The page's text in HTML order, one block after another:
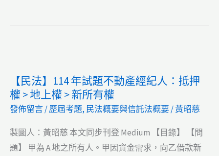
題
經
紀
人：
如
何
法
相
關
稅
法
概
【民法】114 年試題不動產經紀人：抵押
權 > 地上權 > 新所有權
發佈留言/歷屆考題, 民法概要與信託法概要 /黃昭慈
製圖人：黃昭慈 本文同步刊登 Medium 【目錄】 【問
題】 甲為 A 地之所有人。甲因資金需求，向乙借款新